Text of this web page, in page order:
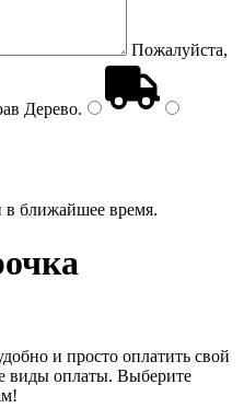
Пожалуйста,
Дерево.
ближайшее время.
и просто оплатить свой
виды оплаты. Выберите